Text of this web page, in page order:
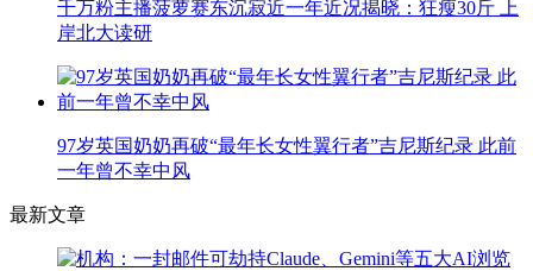
千万粉主播菠萝赛东沉寂近一年近况揭晓：狂瘦30斤 上
岸北大读研
97岁英国奶奶再破“最年长女性翼行者”吉尼斯纪录 此前
一年曾不幸中风
最新文章